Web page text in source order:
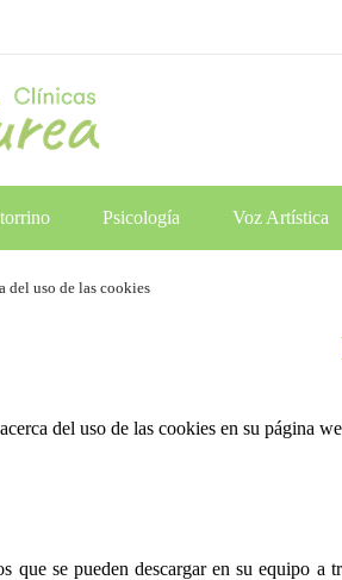
Psicología Voz Artística
del uso de las cookies
del uso de las cookies en su página
que se pueden descargar en su equipo a